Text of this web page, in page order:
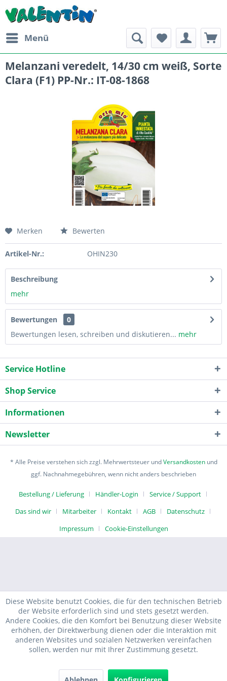
Menü
Melanzani veredelt, 14/30 cm weiß, Sorte
Clara (F1) PP-Nr.: IT-08-1868
Merken Bewerten
Artikel-Nr.: OHIN230
Beschreibung
mehr
Bewertungen
0
Bewertungen lesen, schreiben und diskutieren... mehr
Service Hotline
Shop Service
Informationen
Newsletter
* Alle Preise verstehen sich zzgl. Mehrwertsteuer undVersandkostenund
ggf. Nachnahmegebühren, wenn nicht anders beschrieben
Bestellung / Lieferung Händler-Login
Service / Support
Das sind wir
Mitarbeiter Kontakt AGB
Datenschutz
Impressum
Cookie-Einstellungen
Diese Website benutzt Cookies, die für den technischen Betrieb
der Website erforderlich sind und stets gesetzt werden.
Andere Cookies, die den Komfort bei Benutzung dieser Website
erhöhen, der Direktwerbung dienen oder die Interaktion mit
anderen Websites und sozialen Netzwerken vereinfachen
sollen, werden nur mit Ihrer Zustimmung gesetzt.